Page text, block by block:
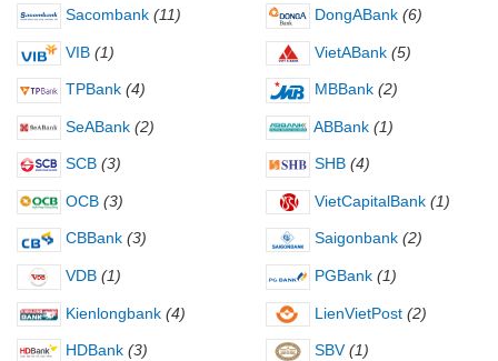
Sacombank (11) DongABank (6)
VIB (1) VietABank (5)
TPBank (4) MBBank (2)
SeABank (2) ABBank (1)
SCB (3) SHB (4)
OCB (3) VietCapitalBank (1)
CBBank (3) Saigonbank (2)
VDB (1) PGBank (1)
Kienlongbank (4) LienVietPost (2)
HDBank (3) SBV (1)